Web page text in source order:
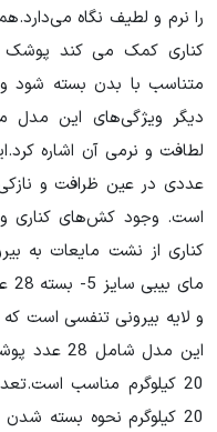
متناسب با بدن بسته شود و
دیگر ویژگی‌های این مدل
عددی در عین ظرافت و
است. وجود کش‌های کناری
کناری از نشت مایعات به
مای
و لایه بیرونی تنفسی است
20 کیلوگرم نحوه بسته